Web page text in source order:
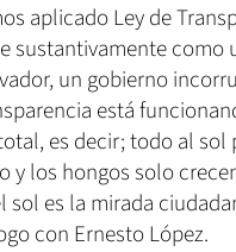
aplicado Ley de
sustantivamente
un gobierno
está
es decir; todo al
y los hongos solo
sol es la mirada
con Ernesto López.